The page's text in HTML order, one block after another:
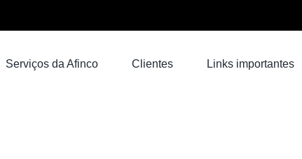
Serviços da Afinco Clientes Links importantes